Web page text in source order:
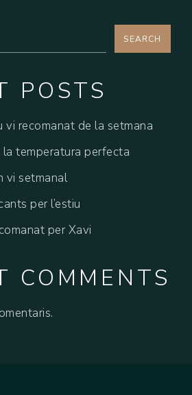
SEARCH
POSTS
vi recomanat de la setmana
la temperatura perfecta
vi setmanal
per l’estiu
per Xavi
COMMENTS